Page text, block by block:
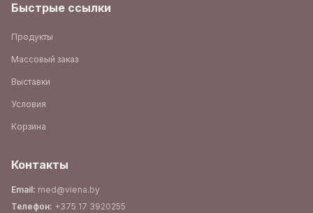
Быстрые ссылки
Продукты
Массовый заказ
Выставки
Условия
Корзина
Контакты
Email: med@viena.by
Телефон: +375 17 3920255